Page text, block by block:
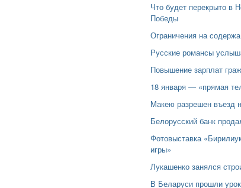
Что будет перекрыто в
Победы
Ограничения на
Русские романсы
Повышение зарплат
18 января — «прямая
Макею разрешен въезд
Белорусский банк
Фотовыставка
игры»
Лукашенко занялся
В Беларуси прошли